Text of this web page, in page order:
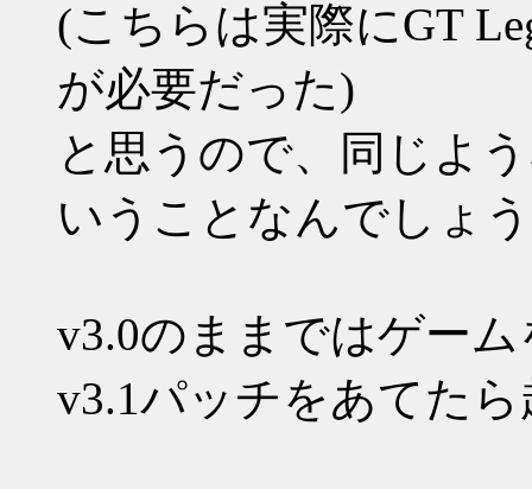
(こちらは実際にGT
が必要だった)
と思うので、同じよ
いうことなんでしょ
v3.0のままではゲー
v3.1パッチをあてた